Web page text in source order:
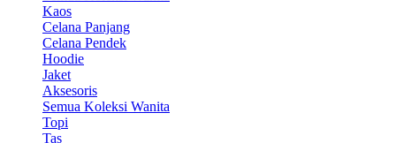
Kaos
Celana Panjang
Celana Pendek
Hoodie
Jaket
Aksesoris
Semua Koleksi Wanita
Topi
Tas